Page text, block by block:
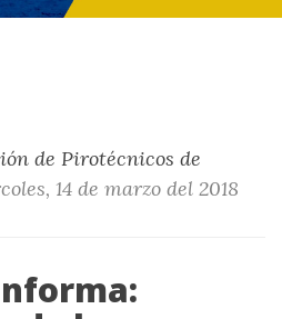
de Pirotécnicos de
14 de marzo del 2018